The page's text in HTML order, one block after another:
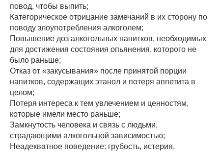
повод, чтобы выпить;
Категорическое отрицание замечаний в их сторону по
поводу злоупотребления алкоголем;
Повышение доз алкогольных напитков, необходимых
для достижения состояния опьянения, которого не
было раньше;
Отказ от «закусывания» после принятой порции
напитков, содержащих этанол и потеря аппетита в
целом;
Потеря интереса к тем увлечением и ценностям,
которые имели место раньше;
Замкнутость человека и связь с людьми,
страдающими алкогольной зависимостью;
Неадекватное поведение: грубость, истерия,